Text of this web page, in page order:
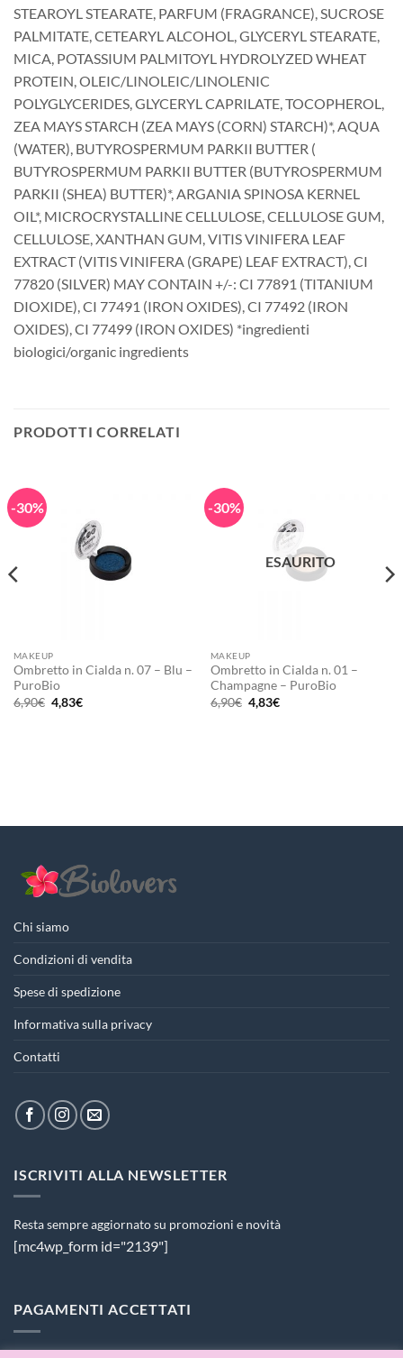
STEAROYL STEARATE, PARFUM (FRAGRANCE), SUCROSE
PALMITATE, CETEARYL ALCOHOL, GLYCERYL STEARATE,
MICA, POTASSIUM PALMITOYL HYDROLYZED WHEAT
PROTEIN, OLEIC/LINOLEIC/LINOLENIC
POLYGLYCERIDES, GLYCERYL CAPRILATE, TOCOPHEROL,
ZEA MAYS STARCH (ZEA MAYS (CORN) STARCH)*, AQUA
(WATER), BUTYROSPERMUM PARKII BUTTER (
BUTYROSPERMUM PARKII BUTTER (BUTYROSPERMUM
PARKII (SHEA) BUTTER)*, ARGANIA SPINOSA KERNEL
OIL*, MICROCRYSTALLINE CELLULOSE, CELLULOSE GUM,
CELLULOSE, XANTHAN GUM, VITIS VINIFERA LEAF
EXTRACT (VITIS VINIFERA (GRAPE) LEAF EXTRACT), CI
77820 (SILVER) MAY CONTAIN +/-: CI 77891 (TITANIUM
DIOXIDE), CI 77491 (IRON OXIDES), CI 77492 (IRON
OXIDES), CI 77499 (IRON OXIDES) *ingredienti
biologici/organic ingredients
PRODOTTI CORRELATI
-30%
MAKEUP
Ombretto in Cialda n. 07 – Blu –
PuroBio
6,90€ Il
prezzo
4,83€Il
-30%
ESAURITO
MAKEUP
Ombretto in Cialda n. 01 –
Champagne – PuroBio
6,90€ Il
prezzo
4,83€Il
Chi siamo
Condizioni di vendita
Spese di spedizione
Informativa sulla privacy
Contatti
ISCRIVITI ALLA NEWSLETTER
Resta sempre aggiornato su promozioni e novità
[mc4wp_form id="2139"]
PAGAMENTI ACCETTATI